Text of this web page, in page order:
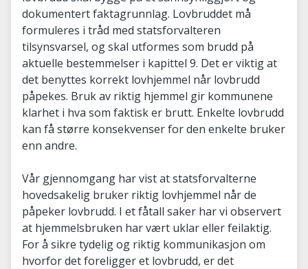
dokumentert faktagrunnlag. Lovbruddet må
formuleres i tråd med statsforvalteren
tilsynsvarsel, og skal utformes som brudd på
aktuelle bestemmelser i kapittel 9. Det er viktig at
det benyttes korrekt lovhjemmel når lovbrudd
påpekes. Bruk av riktig hjemmel gir kommunene
klarhet i hva som faktisk er brutt. Enkelte lovbrudd
kan få større konsekvenser for den enkelte bruker
enn andre.
Vår gjennomgang har vist at statsforvalterne
hovedsakelig bruker riktig lovhjemmel når de
påpeker lovbrudd. I et fåtall saker har vi observert
at hjemmelsbruken har vært uklar eller feilaktig.
For å sikre tydelig og riktig kommunikasjon om
hvorfor det foreligger et lovbrudd, er det